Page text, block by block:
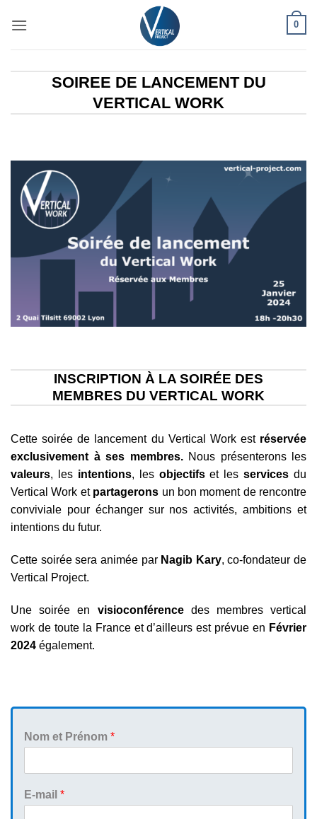
0
SOIREE DE LANCEMENT DU
VERTICAL WORK
INSCRIPTION À LA SOIRÉE DES
MEMBRES DU VERTICAL WORK
Cette soirée de lancement du Vertical Work est réservée
exclusivement à ses membres. Nous présenterons les
valeurs, les intentions, les objectifset lesservices du
Vertical Work et partagerons un bon moment de rencontre
conviviale pour échanger sur nos activités, ambitions et
intentions du futur.
Cette soirée sera animée par Nagib Kary, co-fondateur de
Vertical Project.
Une soirée en visioconférencedes membres vertical
work de toute la France et d’ailleurs est prévue en Février
2024 également.
Nom et Prénom *
E-mail *